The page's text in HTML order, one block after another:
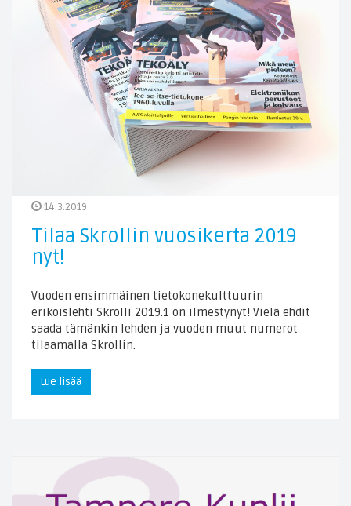
14.3.2019
Tilaa Skrollin vuosikerta 2019
nyt!
Vuoden ensimmäinen tietokonekulttuurin
erikoislehti Skrolli 2019.1 on ilmestynyt! Vielä ehdit
saada tämänkin lehden ja vuoden muut numerot
tilaamalla Skrollin.
Lue lisää